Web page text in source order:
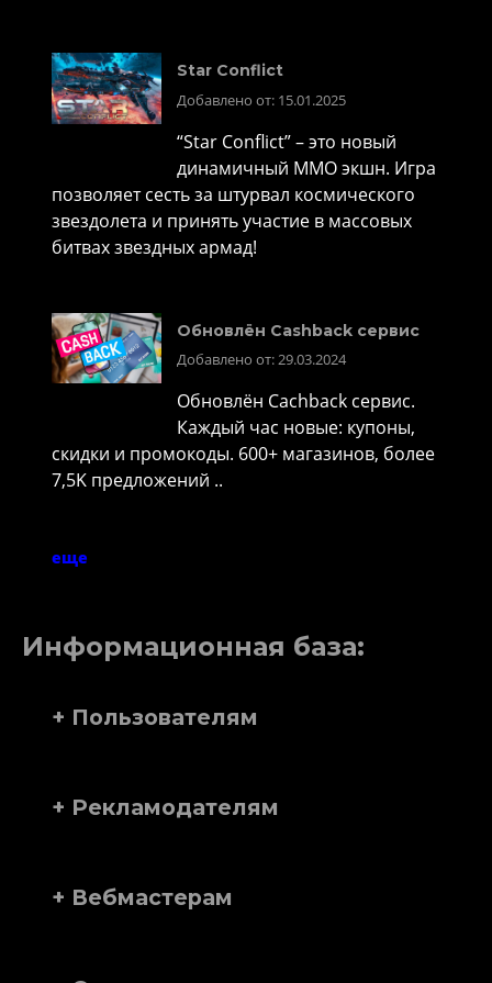
Star Conflict
Добавлено от: 15.01.2025
“Star Conflict” – это новый
динамичный MMO экшн. Игра
позволяет сесть за штурвал космического
звездолета и принять участие в массовых
битвах звездных армад!
Обновлён Cashback сервис
Добавлено от: 29.03.2024
Обновлён Cachback сервис.
Каждый час новые: купоны,
скидки и промокоды. 600+ магазинов, более
7,5K предложений ..
еще
Информационная база:
+ Пользователям
+ Рекламодателям
+ Вебмастерам